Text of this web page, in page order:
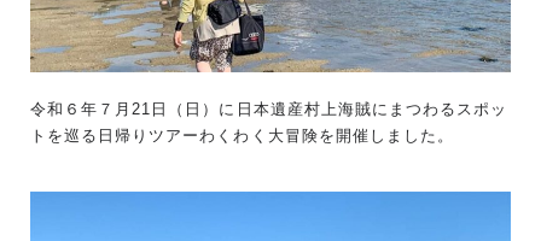
令和６年７月21日（日）に日本遺産村上海賊にまつわるスポッ
トを巡る日帰りツアーわくわく大冒険を開催しました。